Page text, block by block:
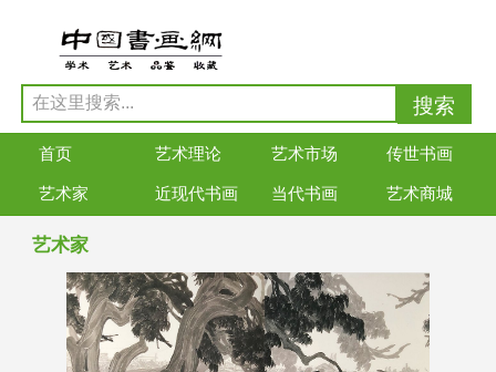
首页 艺术理论 艺术市场 传世书画
艺术家 近现代书画 当代书画 艺术商城
艺术家